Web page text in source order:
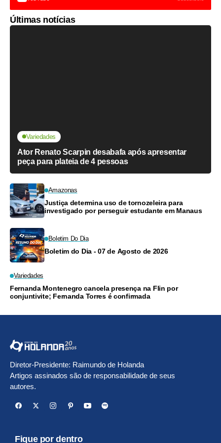
Últimas notícias
Variedades
Ator Renato Scarpin desabafa após apresentar
peça para plateia de 4 pessoas
Amazonas
Justiça determina uso de tornozeleira para
investigado por perseguir estudante em Manaus
Boletim Do Dia
Boletim do Dia - 07 de Agosto de 2026
Variedades
Fernanda Montenegro cancela presença na Flin por
conjuntivite; Fernanda Torres é confirmada
Diretor-Presidente: Raimundo de Holanda
Artigos assinados são de responsabilidade de seus
autores.
Fique por dentro